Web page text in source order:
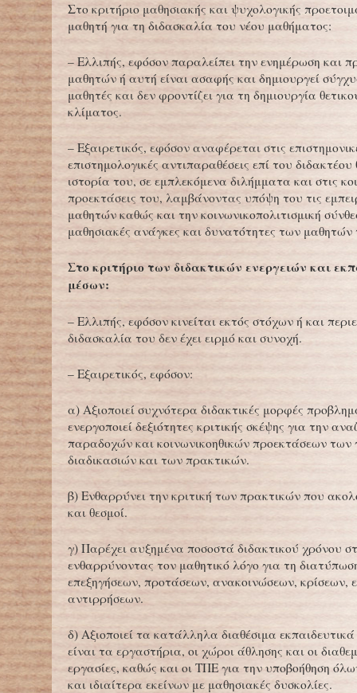
Στο κριτήριο μαθησιακής και ψυχολογικής
μαθητή για τη διδασκαλία του νέου μαθήματος:
– Ελλιπής, εφόσον παραλείπει την ενημέρωση και
μαθητών ή αυτή είναι ασαφής και δημιουργεί
μαθητές και δεν φροντίζει για τη δημιουργία
κλίματος.
– Εξαιρετικός, εφόσον αναφέρεται στις
επιστημολογικές αντιπαραθέσεις επί του
ιστορία του, σε εμπλεκόμενα διλήμματα και στις
προεκτάσεις του, λαμβάνοντας υπόψη του τις
μαθητών καθώς και την κοινωνικοπολιτισμική
μαθησιακές ανάγκες και δυνατότητες των μαθητών
Στο κριτήριο των διδακτικών ενεργειών και
μέσων:
– Ελλιπής, εφόσον κινείται εκτός στόχων ή και
διδασκαλία του δεν έχει ειρμό και συνοχή.
– Εξαιρετικός, εφόσον:
α) Αξιοποιεί συχνότερα διδακτικές μορφές
ενεργοποιεί δεξιότητες κριτικής σκέψης για την
παραδοχών και κοινωνικοηθικών προεκτάσεων
διαδικασιών και των πρακτικών.
β) Ενθαρρύνει την κριτική των πρακτικών που
και θεσμοί.
γ) Παρέχει αυξημένα ποσοστά διδακτικού χρόνου
ενθαρρύνοντας τον μαθητικό λόγο για τη
επεξηγήσεων, προτάσεων, ανακοινώσεων, κρίσεων,
αντιρρήσεων.
δ) Αξιοποιεί τα κατάλληλα διαθέσιμα
είναι τα εργαστήρια, οι χώροι άθλησης και οι
εργασίες, καθώς και οι ΤΠΕ για την υποβοήθηση
και ιδιαίτερα εκείνων με μαθησιακές δυσκολίες.